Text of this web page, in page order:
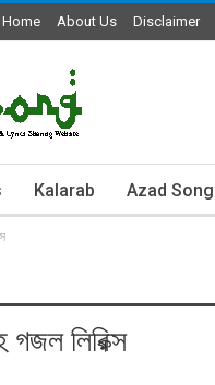
Home About Us Disclaimer
Kalarab Azad Song
গজল লিরিক্স